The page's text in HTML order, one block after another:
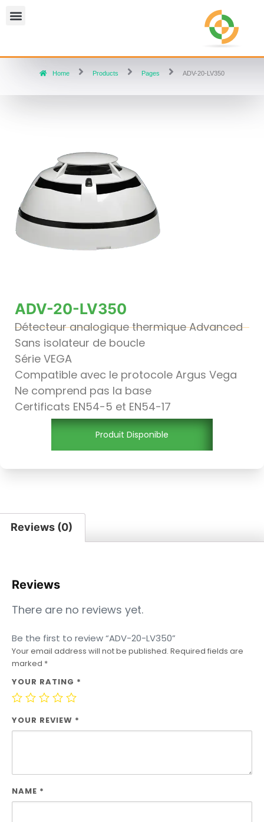
Home Products Pages ADV-20-LV350
ADV-20-LV350
Détecteur analogique thermique Advanced
Sans isolateur de boucle
Série VEGA
Compatible avec le protocole Argus Vega
Ne comprend pas la base
Certificats EN54-5 et EN54-17
Produit Disponible
Reviews (0)
Reviews
There are no reviews yet.
Be the first to review “ADV-20-LV350”
Your email address will not be published. Required fields are
marked *
YOUR RATING *
YOUR REVIEW *
NAME *